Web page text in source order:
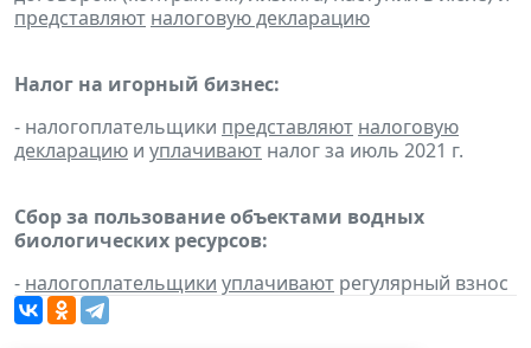
представляют налоговую декларацию
Налог на игорный бизнес:
- налогоплательщики представляют налоговую
декларацию и уплачивают налог за июль 2021 г.
Сбор за пользование объектами водных
биологических ресурсов:
- налогоплательщики уплачивают регулярный взнос